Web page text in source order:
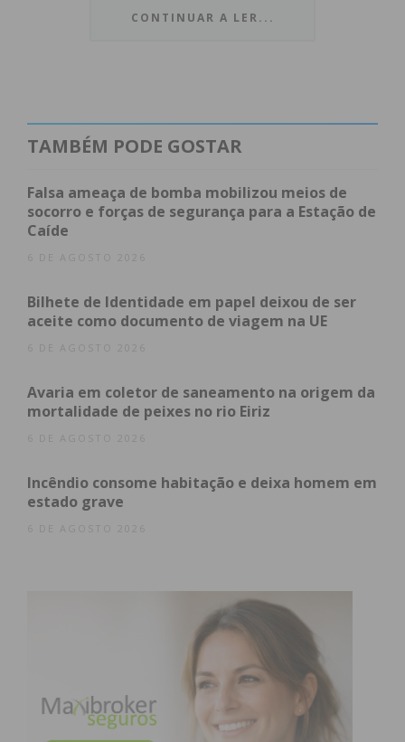
aulas, apalpando-lhes os seios e as zonas genitais.
O caso foi denunciado pelas menores aos
foi formalizada a queixa.
Durante o julgamento, o professor – que deixou a
escola penafidelense após o sucedido, mas
quis convencer o tribunal de que era impossível ter
tocado nas crianças, alegando que se terá tratado
O professor foi condenado a uma pena de prisão
obrigado a submeter-se a uma avaliação na área da
sexualidade e a pagar indemnizações de 1700 e
1400 euros às duas vítimas. Após trânsito em
menores durante um período de cinco anos.
Subscreva a newsletter do
Imediato
CONTINUAR A LER...
TAMBÉM PODE GOSTAR
Falsa ameaça de bomba mobilizou meios de
socorro e forças de segurança para a Estação de
Caíde
6 DE AGOSTO 2026
Bilhete de Identidade em papel deixou de ser
aceite como documento de viagem na UE
6 DE AGOSTO 2026
Avaria em coletor de saneamento na origem da
mortalidade de peixes no rio Eiriz
6 DE AGOSTO 2026
Incêndio consome habitação e deixa homem em
estado grave
6 DE AGOSTO 2026